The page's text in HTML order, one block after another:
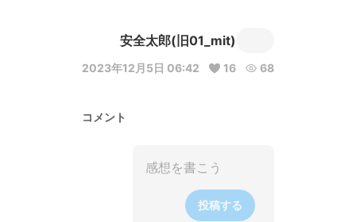
安全太郎(旧01_mit)
2023年12月5日 06:42 16 68
コメント
投稿する